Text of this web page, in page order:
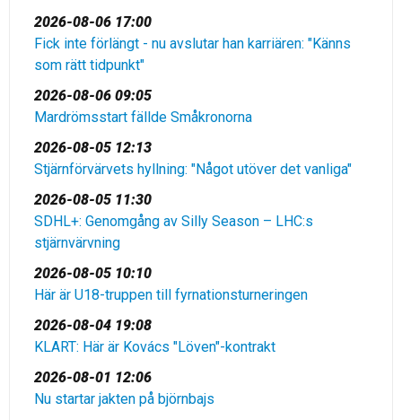
2026-08-06 17:00
Fick inte förlängt - nu avslutar han karriären: "Känns
som rätt tidpunkt"
2026-08-06 09:05
Mardrömsstart fällde Småkronorna
2026-08-05 12:13
Stjärnförvärvets hyllning: "Något utöver det vanliga"
2026-08-05 11:30
SDHL+: Genomgång av Silly Season – LHC:s
stjärnvärvning
2026-08-05 10:10
Här är U18-truppen till fyrnationsturneringen
2026-08-04 19:08
KLART: Här är Kovács "Löven"-kontrakt
2026-08-01 12:06
Nu startar jakten på björnbajs